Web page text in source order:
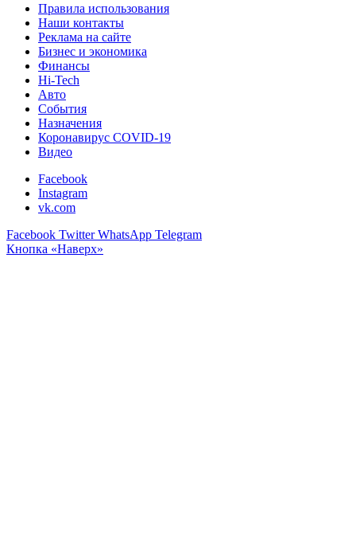
Правила использования
Наши контакты
Реклама на сайте
Бизнес и экономика
Финансы
Hi-Tech
Авто
События
Назначения
Коронавирус COVID-19
Видео
Facebook
Instagram
vk.com
Facebook Twitter WhatsApp Telegram
Кнопка «Наверх»